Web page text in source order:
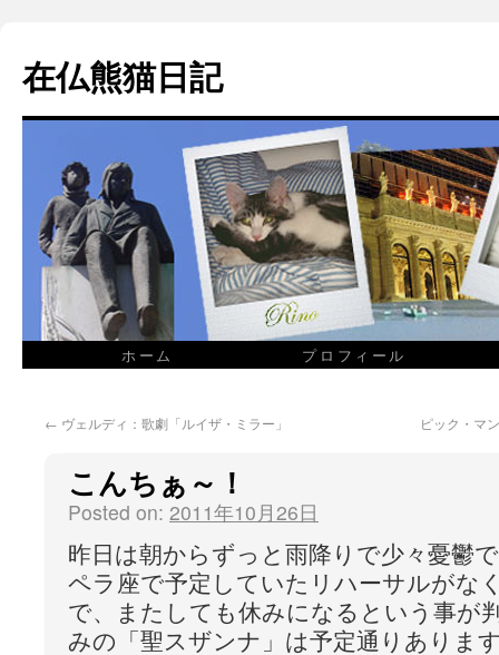
在仏熊猫日記
ホーム プロフィール
← ヴェルディ：歌劇「ルイザ・ミラー」 ピック・マ
こんちぁ～！
Posted on: 2011年10月26日
昨日は朝からずっと雨降りで少々憂鬱
ペラ座で予定していたリハーサルがな
で、またしても休みになるという事が
みの「聖スザンナ」は予定通りありま